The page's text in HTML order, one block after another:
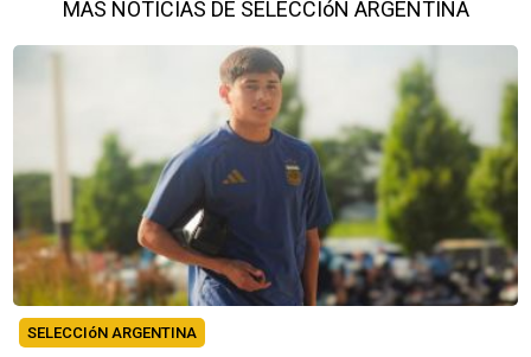
MÁS NOTICIAS DE SELECCIóN ARGENTINA
SELECCIóN ARGENTINA